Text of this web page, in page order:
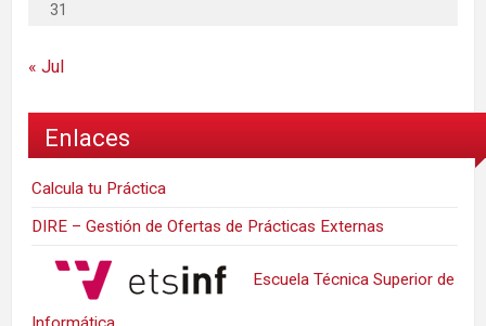
31
« Jul
Enlaces
Calcula tu Práctica
DIRE – Gestión de Ofertas de Prácticas Externas
Escuela Técnica Superior de